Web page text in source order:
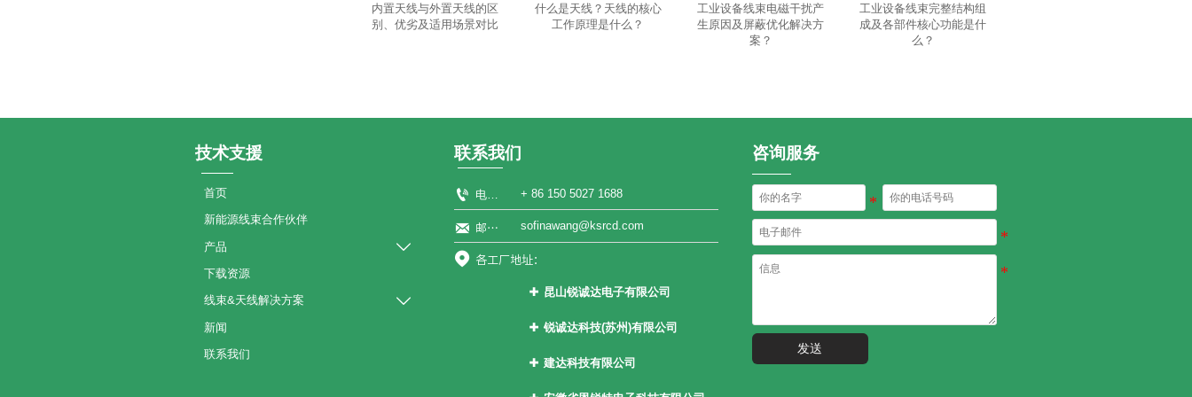
内置天线与外置天线的区
别、优劣及适用场景对比
什么是天线？天线的核心
工作原理是什么？
工业设备线束电磁干扰产
生原因及屏蔽优化解决方
案？
工业设备线束完整结构组
成及各部件核心功能是什
么？
技术支援
首页
新能源线束合作伙伴
产品 
下载资源
线束&天线解决方案 
新闻
联系我们
联系我们
 电话： + 86 150 5027 1688
 邮箱： sofinawang@ksrcd.com
 各工厂地址：
 昆山锐诚达电子有限公司
江苏省昆山市张浦镇花苑路1899号
 锐诚达科技(苏州)有限公司
江苏省常熟市碧溪街道乐成路2号
 建达科技有限公司
越南永福省永祥县振兴社山轿村
咨询服务
发送